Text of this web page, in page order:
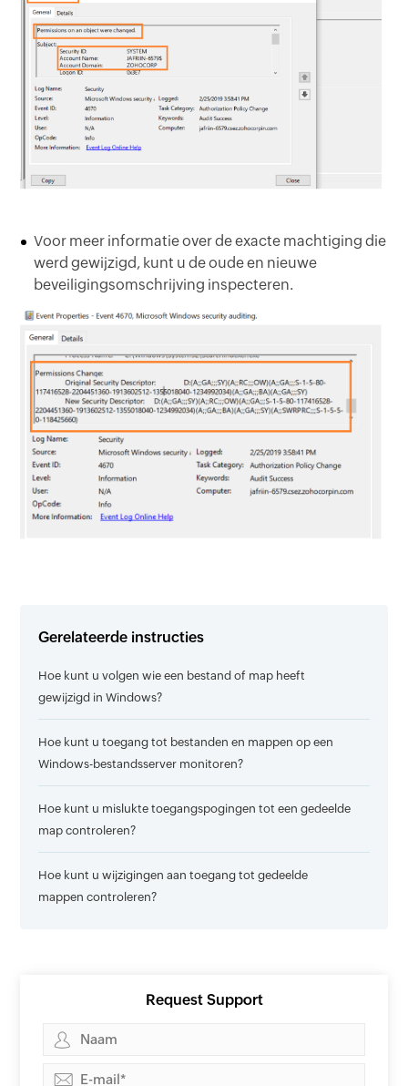
Voor meer informatie over de exacte machtiging die
werd gewijzigd, kunt u de oude en nieuwe
beveiligingsomschrijving inspecteren.
Gerelateerde instructies
Hoe kunt u volgen wie een bestand of map heeft
gewijzigd in Windows?
Hoe kunt u toegang tot bestanden en mappen op een
Windows-bestandsserver monitoren?
Hoe kunt u mislukte toegangspogingen tot een gedeelde
map controleren?
Hoe kunt u wijzigingen aan toegang tot gedeelde
mappen controleren?
Request Support